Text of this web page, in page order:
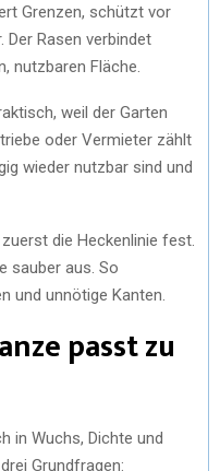
Grenzen, schützt vor
Der Rasen verbindet
nutzbaren Fläche.
weil der Garten
oder Vermieter zählt
wieder nutzbar sind und
die Heckenlinie fest.
sauber aus. So
und unnötige Kanten.
passt zu
in Wuchs, Dichte und
Grundfragen: